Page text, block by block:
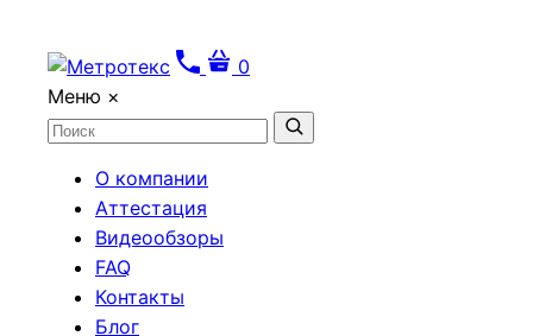
0
Меню ×
О компании
Аттестация
Видеообзоры
FAQ
Контакты
Блог